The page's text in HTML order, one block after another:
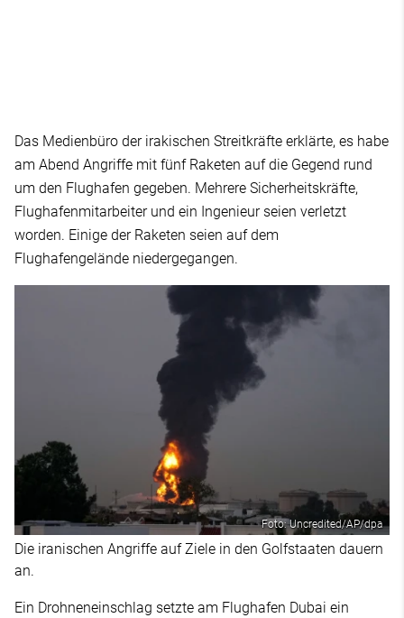
Das Medienbüro der irakischen Streitkräfte erklärte, es habe
am Abend Angriffe mit fünf Raketen auf die Gegend rund
um den Flughafen gegeben. Mehrere Sicherheitskräfte,
Flughafenmitarbeiter und ein Ingenieur seien verletzt
worden. Einige der Raketen seien auf dem
Flughafengelände niedergegangen.
Foto: Uncredited/AP/dpa
Die iranischen Angriffe auf Ziele in den Golfstaaten dauern
an.
Ein Drohneneinschlag setzte am Flughafen Dubai ein